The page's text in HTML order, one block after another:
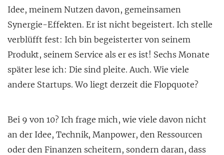
Idee, meinem Nutzen davon, gemeinsamen
Synergie-Effekten. Er ist nicht begeistert. Ich stelle
verblüfft fest: Ich bin begeisterter von seinem
Produkt, seinem Service als er es ist! Sechs Monate
später lese ich: Die sind pleite. Auch. Wie viele
andere Startups. Wo liegt derzeit die Flopquote?
Bei 9 von 10? Ich frage mich, wie viele davon nicht
an der Idee, Technik, Manpower, den Ressourcen
oder den Finanzen scheitern, sondern daran, dass